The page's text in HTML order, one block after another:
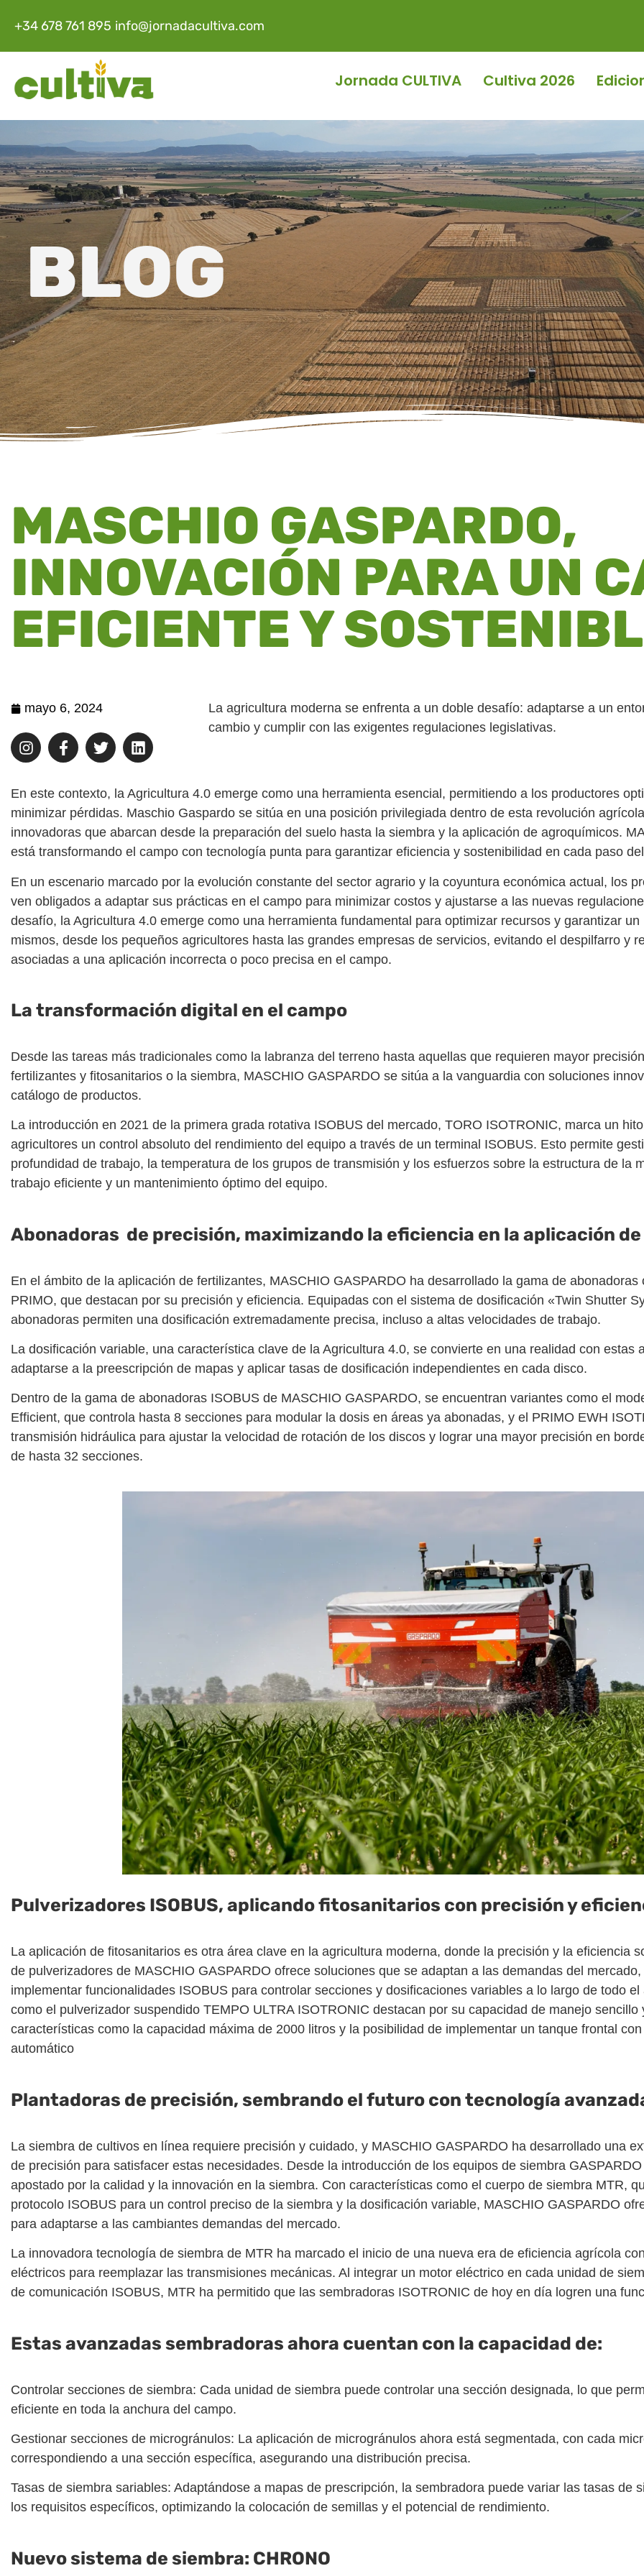
+34 678 761 895 info@jornadacultiva.com
Jornada CULTIVA Cultiva 2026
BLOG
MASCHIO GASPARDO,
INNOVACIÓN PARA UN
EFICIENTE Y
mayo 6, 2024
La agricultura moderna se enfrenta a un doble desafío: adaptarse a un
cambio y cumplir con las exigentes regulaciones legislativas.
En este contexto, la Agricultura 4.0 emerge como una herramienta esencial, permitiendo a los productores
minimizar pérdidas. Maschio Gaspardo se sitúa en una posición privilegiada dentro de esta revolución
innovadoras que abarcan desde la preparación del suelo hasta la siembra y la aplicación de agroquímicos.
está transformando el campo con tecnología punta para garantizar eficiencia y sostenibilidad en cada paso
En un escenario marcado por la evolución constante del sector agrario y la coyuntura económica actual, los
ven obligados a adaptar sus prácticas en el campo para minimizar costos y ajustarse a las nuevas
desafío, la Agricultura 4.0 emerge como una herramienta fundamental para optimizar recursos y garantizar
mismos, desde los pequeños agricultores hasta las grandes empresas de servicios, evitando el despilfarro y
asociadas a una aplicación incorrecta o poco precisa en el campo.
La transformación digital en el campo
Desde las tareas más tradicionales como la labranza del terreno hasta aquellas que requieren mayor
fertilizantes y fitosanitarios o la siembra, MASCHIO GASPARDO se sitúa a la vanguardia con soluciones
catálogo de productos.
La introducción en 2021 de la primera grada rotativa ISOBUS del mercado, TORO ISOTRONIC, marca un
agricultores un control absoluto del rendimiento del equipo a través de un terminal ISOBUS. Esto permite
profundidad de trabajo, la temperatura de los grupos de transmisión y los esfuerzos sobre la estructura de la
trabajo eficiente y un mantenimiento óptimo del equipo.
Abonadoras de precisión, maximizando la eficiencia en la aplicación
En el ámbito de la aplicación de fertilizantes, MASCHIO GASPARDO ha desarrollado la gama de
PRIMO, que destacan por su precisión y eficiencia. Equipadas con el sistema de dosificación «Twin Shutter
abonadoras permiten una dosificación extremadamente precisa, incluso a altas velocidades de trabajo.
La dosificación variable, una característica clave de la Agricultura 4.0, se convierte en una realidad con estas
adaptarse a la preescripción de mapas y aplicar tasas de dosificación independientes en cada disco.
Dentro de la gama de abonadoras ISOBUS de MASCHIO GASPARDO, se encuentran variantes como el
Efficient, que controla hasta 8 secciones para modular la dosis en áreas ya abonadas, y el PRIMO EWH
transmisión hidráulica para ajustar la velocidad de rotación de los discos y lograr una mayor precisión en
de hasta 32 secciones.
Pulverizadores ISOBUS, aplicando fitosanitarios con precisión y
La aplicación de fitosanitarios es otra área clave en la agricultura moderna, donde la precisión y la eficiencia
de pulverizadores de MASCHIO GASPARDO ofrece soluciones que se adaptan a las demandas del
implementar funcionalidades ISOBUS para controlar secciones y dosificaciones variables a lo largo de todo
como el pulverizador suspendido TEMPO ULTRA ISOTRONIC destacan por su capacidad de manejo sencillo
características como la capacidad máxima de 2000 litros y la posibilidad de implementar un tanque frontal
automático
Plantadoras de precisión, sembrando el futuro con tecnología
La siembra de cultivos en línea requiere precisión y cuidado, y MASCHIO GASPARDO ha desarrollado una
de precisión para satisfacer estas necesidades. Desde la introducción de los equipos de siembra
apostado por la calidad y la innovación en la siembra. Con características como el cuerpo de siembra MTR,
protocolo ISOBUS para un control preciso de la siembra y la dosificación variable, MASCHIO GASPARDO
para adaptarse a las cambiantes demandas del mercado.
La innovadora tecnología de siembra de MTR ha marcado el inicio de una nueva era de eficiencia agrícola
eléctricos para reemplazar las transmisiones mecánicas. Al integrar un motor eléctrico en cada unidad de
de comunicación ISOBUS, MTR ha permitido que las sembradoras ISOTRONIC de hoy en día logren una
Estas avanzadas sembradoras ahora cuentan con la capacidad de:
Controlar secciones de siembra: Cada unidad de siembra puede controlar una sección designada, lo que
eficiente en toda la anchura del campo.
Gestionar secciones de microgránulos: La aplicación de microgránulos ahora está segmentada, con cada
correspondiendo a una sección específica, asegurando una distribución precisa.
Tasas de siembra sariables: Adaptándose a mapas de prescripción, la sembradora puede variar las tasas de
los requisitos específicos, optimizando la colocación de semillas y el potencial de rendimiento.
Nuevo sistema de siembra: CHRONO